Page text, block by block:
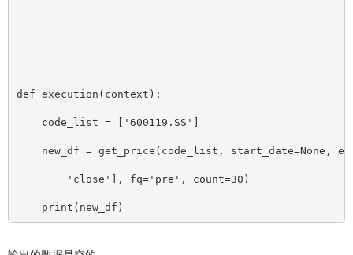
def execution(context):
    code_list =
[ '600119.SS']
new_df = get_price(code_list, start_date=None,
        'close'], fq='pre', count=30)
    print(new_df)